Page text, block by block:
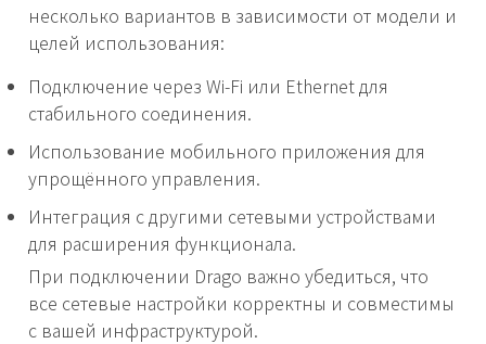
несколько вариантов в зависимости от модели и
целей использования:
Подключение через Wi-Fi или Ethernet для
стабильного соединения.
Использование мобильного приложения для
упрощённого управления.
Интеграция с другими сетевыми устройствами
для расширения функционала.
При подключении Drago важно убедиться, что
все сетевые настройки корректны и совместимы
с вашей инфраструктурой.